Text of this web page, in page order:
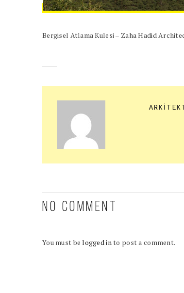
Bergisel Atlama Kulesi – Zaha Hadid
NO COMMENT
You must belogged into post a comment.